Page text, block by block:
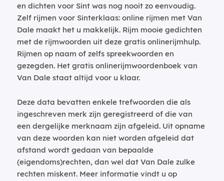
en dichten voor Sint was nog nooit zo eenvoudig.
Zelf rijmen voor Sinterklaas: online rijmen met Van
Dale maakt het u makkelijk. Rijm mooie gedichten
met de rijmwoorden uit deze gratis onlinerijmhulp.
Rijmen op naam of zelfs spreekwoorden en
gezegden. Het gratis onlinerijmwoordenboek van
Van Dale staat altijd voor u klaar.
Deze data bevatten enkele trefwoorden die als
ingeschreven merk zijn geregistreerd of die van
een dergelijke merknaam zijn afgeleid. Uit opname
van deze woorden kan niet worden afgeleid dat
afstand wordt gedaan van bepaalde
(eigendoms)rechten, dan wel dat Van Dale zulke
rechten miskent. Meer informatie vindt u op